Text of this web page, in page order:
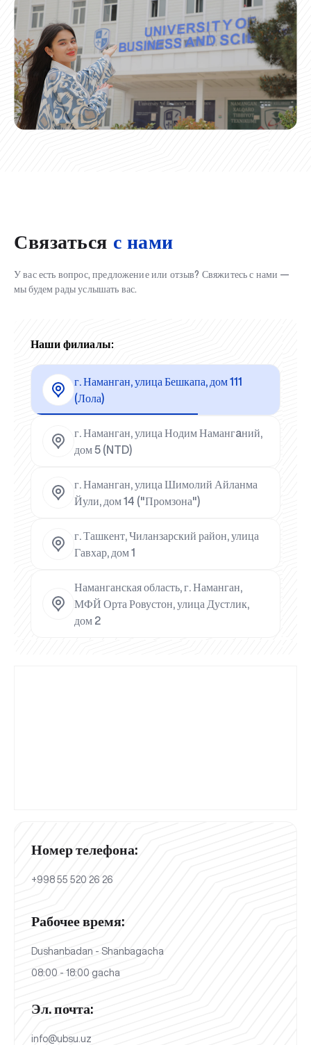
Связаться с нами
У вас есть вопрос, предложение или отзыв? Свяжитесь с нами —
мы будем рады услышать вас.
Наши филиалы:
г. Наманган, улица Бешкапа, дом 111
(Лола)
г. Наманган, улица Нодим Намангaний,
дом 5 (NTD)
г. Наманган, улица Шимолий Айланма
Йули, дом 14 ("Промзона")
г. Ташкент, Чиланзарский район, улица
Гавхар, дом 1
Наманганская область, г. Наманган,
МФЙ Орта Ровустон, улица Дустлик,
дом 2
Номер телефона:
+998 55 520 26 26
Рабочее время:
Dushanbadan - Shanbagacha
08:00 - 18:00 gacha
Эл. почта:
info@ubsu.uz